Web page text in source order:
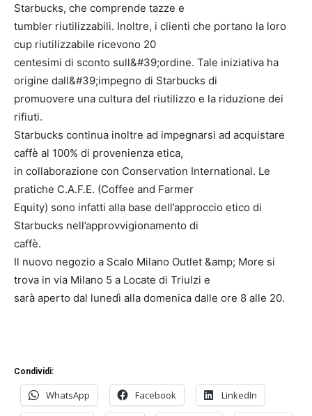
Starbucks, che comprende tazze e
tumbler riutilizzabili. Inoltre, i clienti che portano la loro
cup riutilizzabile ricevono 20
centesimi di sconto sull&#39;ordine. Tale iniziativa ha
origine dall&#39;impegno di Starbucks di
promuovere una cultura del riutilizzo e la riduzione dei
rifiuti.
Starbucks continua inoltre ad impegnarsi ad acquistare
caffè al 100% di provenienza etica,
in collaborazione con Conservation International. Le
pratiche C.A.F.E. (Coffee and Farmer
Equity) sono infatti alla base dell’approccio etico di
Starbucks nell’approvvigionamento di
caffè.
Il nuovo negozio a Scalo Milano Outlet &amp; More si
trova in via Milano 5 a Locate di Triulzi e
sarà aperto dal lunedì alla domenica dalle ore 8 alle 20.
Condividi:
WhatsApp Facebook LinkedIn